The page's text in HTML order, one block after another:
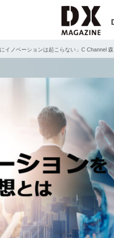
サービスメニュー
現
セミナー
イノベーションは起こらない」C Channel